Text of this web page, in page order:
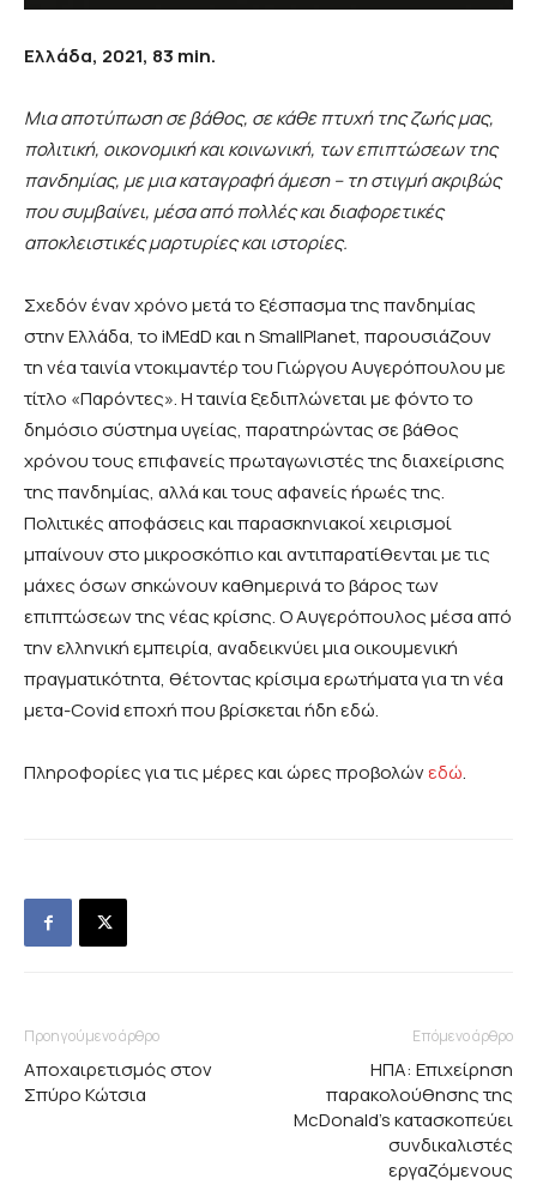
Ελλάδα, 2021, 83 min.
Μια αποτύπωση σε βάθος, σε κάθε πτυχή της ζωής μας,
πολιτική, οικονομική και κοινωνική, των επιπτώσεων της
πανδημίας, με μια καταγραφή άμεση – τη στιγμή ακριβώς
που συμβαίνει, μέσα από πολλές και διαφορετικές
αποκλειστικές μαρτυρίες και ιστορίες.
Σχεδόν έναν χρόνο μετά το ξέσπασμα της πανδημίας
στην Ελλάδα, το iMEdD και η SmallPlanet, παρουσιάζουν
τη νέα ταινία ντοκιμαντέρ του Γιώργου Αυγερόπουλου με
τίτλο «Παρόντες». Η ταινία ξεδιπλώνεται με φόντο το
δημόσιο σύστημα υγείας, παρατηρώντας σε βάθος
χρόνου τους επιφανείς πρωταγωνιστές της διαχείρισης
της πανδημίας, αλλά και τους αφανείς ήρωές της.
Πολιτικές αποφάσεις και παρασκηνιακοί χειρισμοί
μπαίνουν στο μικροσκόπιο και αντιπαρατίθενται με τις
μάχες όσων σηκώνουν καθημερινά το βάρος των
επιπτώσεων της νέας κρίσης. Ο Αυγερόπουλος μέσα από
την ελληνική εμπειρία, αναδεικνύει μια οικουμενική
πραγματικότητα, θέτοντας κρίσιμα ερωτήματα για τη νέα
μετα-Covid εποχή που βρίσκεται ήδη εδώ.
Πληροφορίες για τις μέρες και ώρες προβολώνεδώ.
Προηγούμενο άρθρο
Αποχαιρετισμός στον
Σπύρο Κώτσια
Επόμενο άρθρο
ΗΠΑ: Eπιχείρηση
παρακολούθησης της
McDonald’s κατασκοπεύει
συνδικαλιστές
εργαζόμενους